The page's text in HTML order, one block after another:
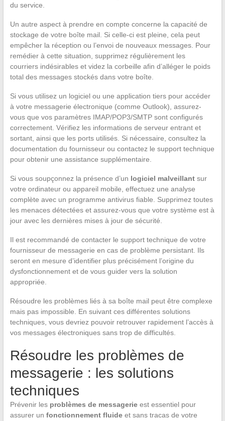
du service.
Un autre aspect à prendre en compte concerne la capacité de
stockage de votre boîte mail. Si celle-ci est pleine, cela peut
empêcher la réception ou l’envoi de nouveaux messages. Pour
remédier à cette situation, supprimez régulièrement les
courriers indésirables et videz la corbeille afin d’alléger le poids
total des messages stockés dans votre boîte.
Si vous utilisez un logiciel ou une application tiers pour accéder
à votre messagerie électronique (comme Outlook), assurez-
vous que vos paramètres IMAP/POP3/SMTP sont configurés
correctement. Vérifiez les informations de serveur entrant et
sortant, ainsi que les ports utilisés. Si nécessaire, consultez la
documentation du fournisseur ou contactez le support technique
pour obtenir une assistance supplémentaire.
Si vous soupçonnez la présence d’un logiciel malveillantsur
votre ordinateur ou appareil mobile, effectuez une analyse
complète avec un programme antivirus fiable. Supprimez toutes
les menaces détectées et assurez-vous que votre système est à
jour avec les dernières mises à jour de sécurité.
Il est recommandé de contacter le support technique de votre
fournisseur de messagerie en cas de problème persistant. Ils
seront en mesure d’identifier plus précisément l’origine du
dysfonctionnement et de vous guider vers la solution
appropriée.
Résoudre les problèmes liés à sa boîte mail peut être complexe
mais pas impossible. En suivant ces différentes solutions
techniques, vous devriez pouvoir retrouver rapidement l’accès à
vos messages électroniques sans trop de difficultés.
Résoudre les problèmes de
messagerie : les solutions
techniques
Prévenir les problèmes de messagerieest essentiel pour
assurer un fonctionnement fluideet sans tracas de votre